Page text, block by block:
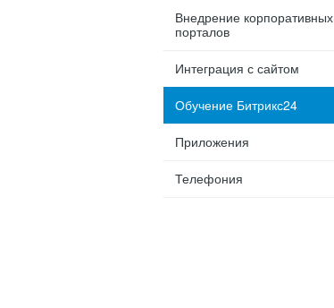
Внедрение корпоративных
порталов
Интеграция с сайтом
Обучение Битрикс24
Приложения
Телефония